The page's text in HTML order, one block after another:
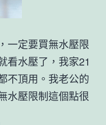
一定要買無水壓限
看水壓了，我家21
不頂用。我老公的
水壓限制這個點很